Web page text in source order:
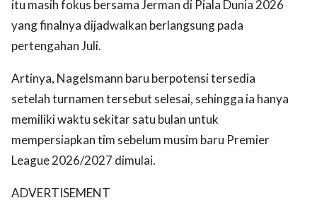
itu masih fokus bersama Jerman di Piala Dunia 2026
yang finalnya dijadwalkan berlangsung pada
pertengahan Juli.
Artinya, Nagelsmann baru berpotensi tersedia
setelah turnamen tersebut selesai, sehingga ia hanya
memiliki waktu sekitar satu bulan untuk
mempersiapkan tim sebelum musim baru Premier
League 2026/2027 dimulai.
ADVERTISEMENT